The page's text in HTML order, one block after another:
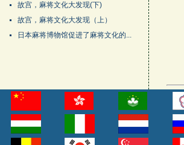
故宫，麻将文化大发现(下)
故宫，麻将文化大发现（上）
日本麻将博物馆促进了麻将文化的...